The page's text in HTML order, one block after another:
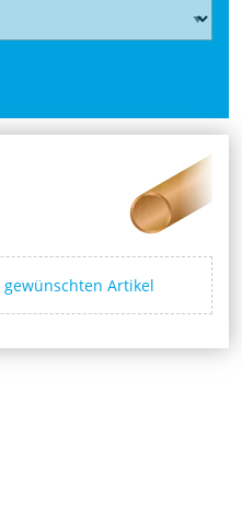
Artikel